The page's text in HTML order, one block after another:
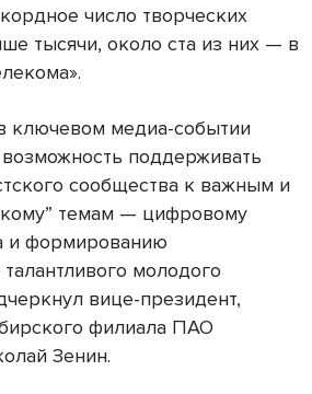
число творческих
тысячи, около ста из них — в
ключевом медиа-событии
поддерживать
сообщества к важным и
темам — цифровому
и формированию
молодого
вице-президент,
филиала ПАО
Зенин.